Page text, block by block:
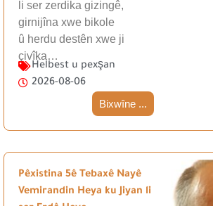
li ser zerdika gizingê,
girnijîna xwe bikole
û herdu destên xwe ji
çivîka…
Helbest u pexşan
2026-08-06
Bixwîne ...
Pêxistina 5ê Tebaxê Nayê
Vemirandin Heya ku Jiyan li